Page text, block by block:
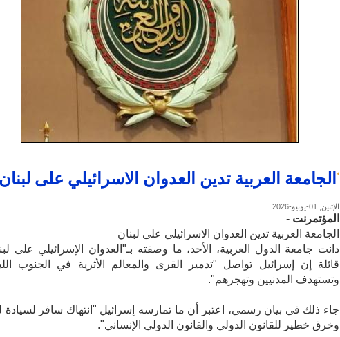
الجامعة العربية تدين العدوان الاسرائيلي على لبنان
الإثنين, 01-يونيو-2026
المؤتمرنت -
الجامعة العربية تدين العدوان الاسرائيلي على لبنان
دانت جامعة الدول العربية، الأحد، ما وصفته بـ"العدوان الإسرائيلي على
قائلة إن إسرائيل تواصل "تدمير القرى والمعالم الأثرية في الجنوب
وتستهدف المدنيين وتهجرهم".
جاء ذلك في بيان رسمي، اعتبر أن ما تمارسه إسرائيل "انتهاك سافر لسيادة
وخرق خطير للقانون الدولي والقانون الدولي الإنساني".